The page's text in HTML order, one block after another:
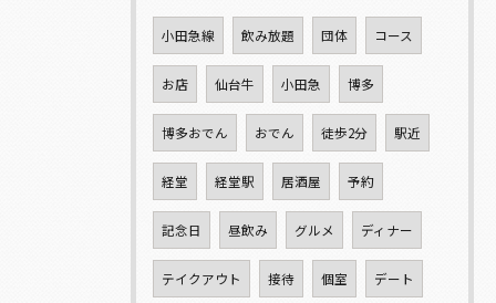
小田急線 飲み放題 団体 コース
お店 仙台牛 小田急 博多
博多おでん おでん 徒歩2分 駅近
経堂 経堂駅 居酒屋 予約
記念日 昼飲み グルメ ディナー
テイクアウト 接待 個室 デート